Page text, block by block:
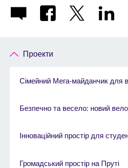
Проекти
Сімейний Мега-майданчик для
Безпечно та весело: новий
Інноваційний простір для
Громадський простір на Пруті